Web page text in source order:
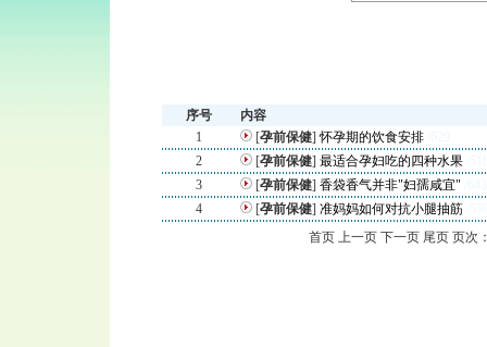
序号
内容
1
[孕前保健]怀孕期的饮食安排
2
[孕前保健] 最适合孕妇吃的四种水果
3
[孕前保健] 香袋香气并非"妇孺咸宜"
4
[孕前保健] 准妈妈如何对抗小腿抽筋
首页 上一页 下一页 尾页 页次